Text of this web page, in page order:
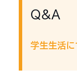
Q&A
学生生活に